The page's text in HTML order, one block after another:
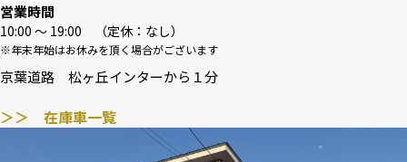
営業時間
10:00 〜 19:00 （定休：なし）
※年末年始はお休みを頂く場合がございます
京葉道路 松ヶ丘インターから１分
＞＞ 在庫車一覧